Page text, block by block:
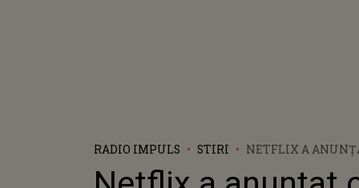
RADIO IMPULS STIRI
NETFLIX A
DECLARAȚII ALE